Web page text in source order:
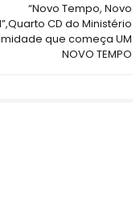
“Novo Tempo, Novo
CD do Ministério
que começa UM
NOVO TEMPO